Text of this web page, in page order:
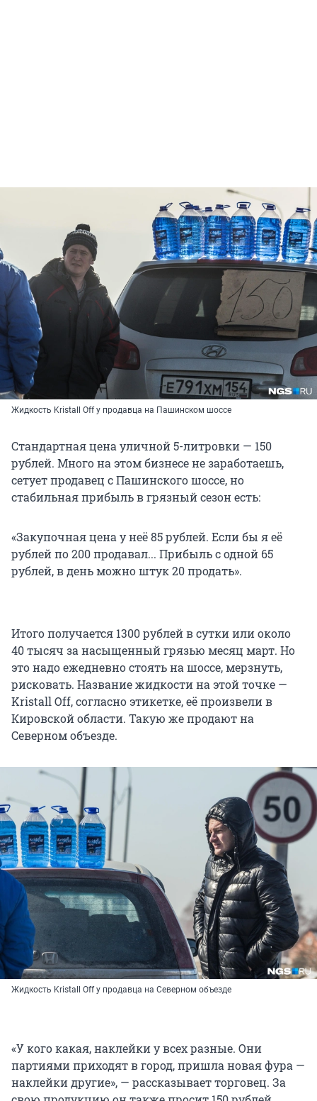
Жидкость Kristall Off у продавца на Пашинском шоссе
Стандартная цена уличной 5-литровки — 150
рублей. Много на этом бизнесе не заработаешь,
сетует продавец с Пашинского шоссе, но
стабильная прибыль в грязный сезон есть:
«Закупочная цена у неё 85 рублей. Если бы я её
рублей по 200 продавал... Прибыль с одной 65
рублей, в день можно штук 20 продать».
Итого получается 1300 рублей в сутки или около
40 тысяч за насыщенный грязью месяц март. Но
это надо ежедневно стоять на шоссе, мерзнуть,
рисковать. Название жидкости на этой точке —
Kristall Off, согласно этикетке, её произвели в
Кировской области. Такую же продают на
Северном объезде.
Жидкость Kristall Off у продавца на Северном объезде
«У кого какая, наклейки у всех разные. Они
партиями приходят в город, пришла новая фура —
наклейки другие», — рассказывает торговец. За